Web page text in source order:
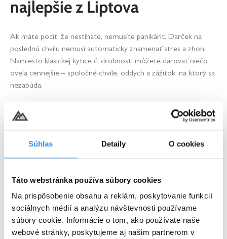
Súhlas Detaily O cookies
Táto webstránka používa súbory cookies
Na prispôsobenie obsahu a reklám, poskytovanie funkcií
sociálnych médií a analýzu návštevnosti používame
súbory cookie. Informácie o tom, ako používate naše
webové stránky, poskytujeme aj našim partnerom v
najlepšie z Liptova
Ak máte pocit, že nestíhate, nemusíte panikáriť. Darček na
poslednú chvíľu nemusí automaticky znamenať stres a zhon.
Namiesto klasickej kytice či drobnosti môžete darovať niečo
oveľa cennejšie – spoločné chvíle, oddych a zážitok, na ktorý sa
nezabúda.
Pobyt na horách je ideálnou voľbou pre každého, kto chce
potešiť výnimočným darčekom.
to splní do
množstvo možností na relax či aktívny oddych vytvárajú
kombináciu, ktorá poteší každého. Niekedy totiž stačí len na
pre seba – alebo pre tých, na ktorých vám najviac záleží.
Dátum poslednej aktualizácie článku: 16 marca 2026